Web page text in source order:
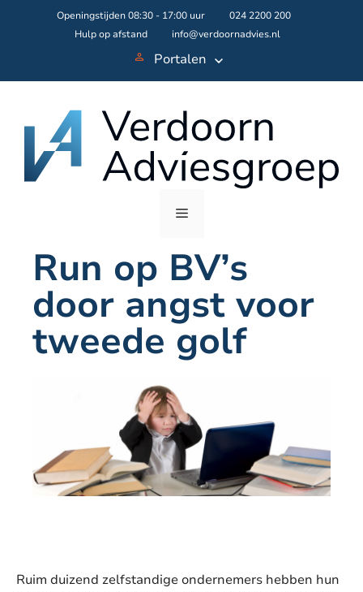
Openingstijden 08:30 - 17:00 uur
024 2200 200
Hulp op afstand
info@verdoornadvies.nl
Portalen
Menu
Run op BV’s
door angst voor
tweede golf
Ruim duizend zelfstandige ondernemers hebben hun